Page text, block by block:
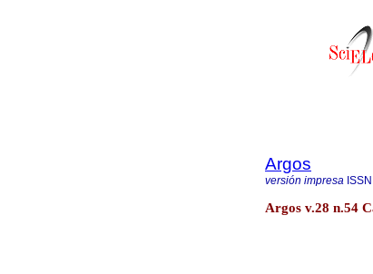
Argos
versión impresa ISSN
Argos v.28 n.54